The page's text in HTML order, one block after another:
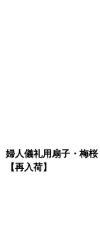
婦人儀礼用扇子・梅
【再入荷】